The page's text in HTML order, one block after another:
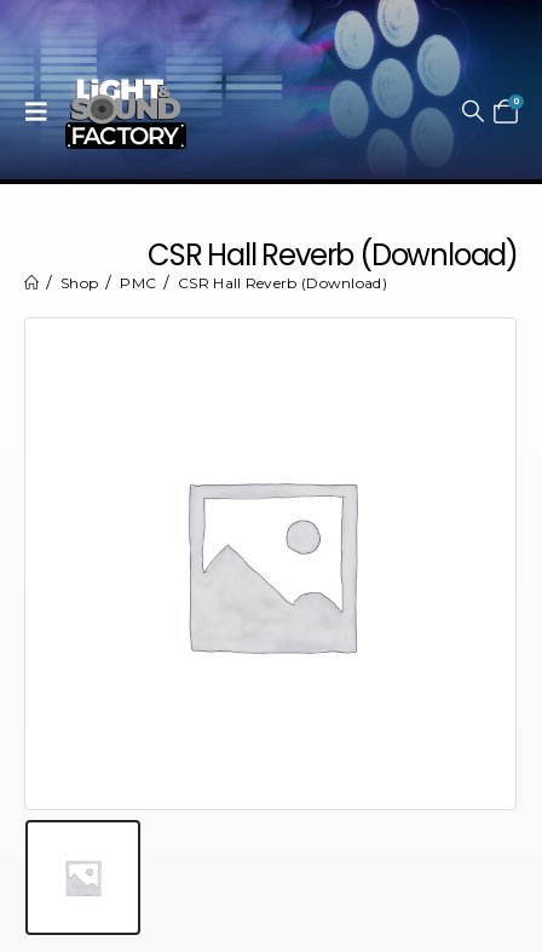
0
CSR Hall Reverb (Download)
Shop PMC CSR Hall Reverb (Download)